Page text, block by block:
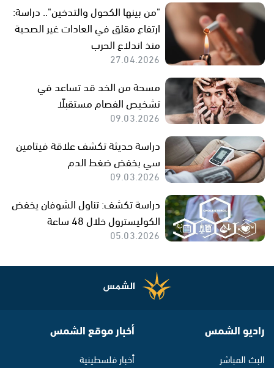
"من بينها الكحول والتدخين".. دراسة:
ارتفاع مقلق في العادات غير الصحية
منذ اندلاع الحرب
27.04.2026
مسحة من الخد قد تساعد في
تشخيص الفصام مستقبلًا
09.03.2026
دراسة حديثة تكشف علاقة فيتامين
سي بخفض ضغط الدم
09.03.2026
دراسة تكشف: تناول الشوفان يخفض
الكوليسترول خلال 48 ساعة
05.03.2026
راديو الشمس
البث المباشر
أخبار موقع الشمس
أخبار فلسطينية